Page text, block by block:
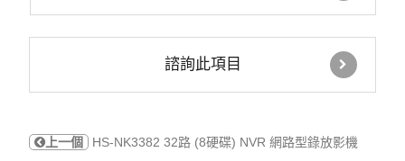
諮詢此項目
上一個 HS-NK3382 32路 (8硬碟) NVR 網路型錄放影機